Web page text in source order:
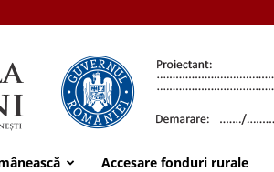
Accesare fonduri rurale